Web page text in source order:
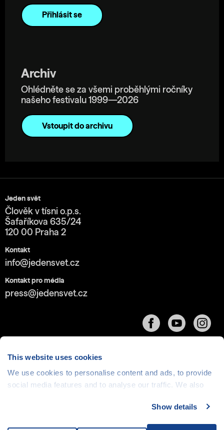
This website uses cookies
We use cookies to personalise content and ads, to provide
social media features and to analyse our traffic. We also
media, advertising and analytics partners who may
Show details
Archiv
Ohlédněte se za všemi proběhlými ročníky
našeho festivalu 1999—2026
Vstoupit do archivu
Jeden svět
Člověk v tísni o.p.s.
Šafaříkova 635/24
120 00 Praha 2
Kontakt
info@jedensvet.cz
Kontakt pro média
press@jedensvet.cz
Cookies| © 1999-2026 Člověk v tísni o.p.s., web běží